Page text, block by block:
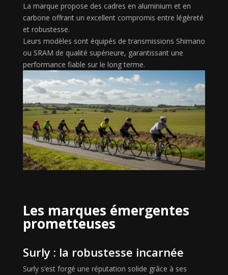
La marque propose des cadres en aluminium et en
carbone offrant un excellent compromis entre légèreté
et robustesse.
Leurs modèles sont équipés de transmissions Shimano
ou SRAM de qualité supérieure, garantissant une
performance fiable sur le long terme.
Les marques émergentes
prometteuses
Surly : la robustesse incarnée
Surly s’est forgé une réputation solide grâce à ses